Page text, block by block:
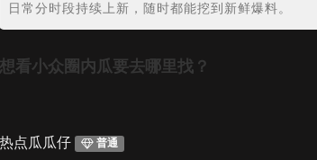
日常分时段持续上新，随时都能挖到新鲜爆料。
想看小众圈内瓜要去哪里找？
热点瓜瓜仔 普通